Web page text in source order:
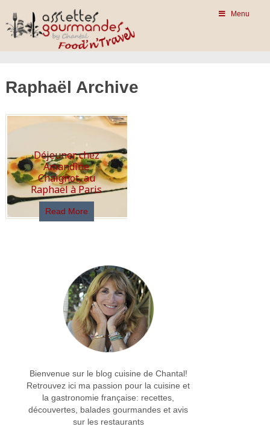
Menu
Raphaël Archive
Déjeuner chez
Amandine
Chaignot, au
Raphaël à Paris
Read More
Bienvenue sur le blog cuisine de Chantal!
Retrouvez ici ma passion pour la cuisine et
la gastronomie française: recettes,
découvertes, balades gourmandes et avis
sur les restaurants